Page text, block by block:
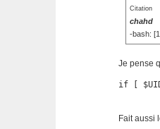
Citation
chahd
-bash:
Je pense
if [
Fait aussi